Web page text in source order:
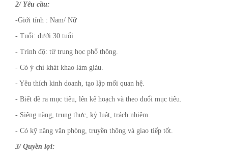
2/ Yêu cầu:
-Giới tính : Nam/ Nữ
- Tuổi: dưới 30 tuổi
- Trình độ: từ trung học phổ thông.
- Có ý chí khát khao làm giàu.
- Yêu thích kinh doanh, tạo lập mối quan hệ.
- Biết đề ra mục tiêu, lên kế hoạch và theo đuổi mục tiêu.
- Siêng năng, trung thực, kỷ luật, trách nhiệm.
- Có kỹ năng văn phòng, truyền thông và giao tiếp tốt.
3/ Quyền lợi: